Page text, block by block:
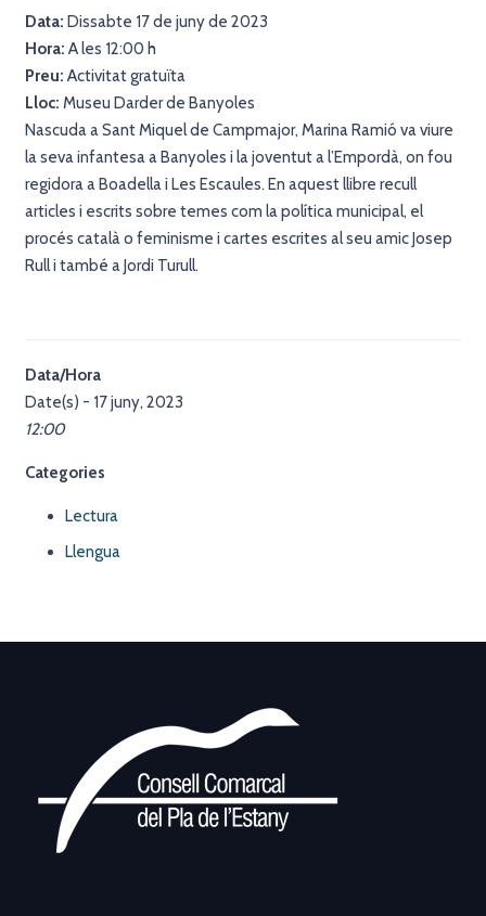
Data: Dissabte 17 de juny de 2023
Hora: A les 12:00 h
Preu: Activitat gratuïta
Lloc: Museu Darder de Banyoles
Nascuda a Sant Miquel de Campmajor, Marina Ramió va viure
la seva infantesa a Banyoles i la joventut a l’Empordà, on fou
regidora a Boadella i Les Escaules. En aquest llibre recull
articles i escrits sobre temes com la política municipal, el
procés català o feminisme i cartes escrites al seu amic Josep
Rull i també a Jordi Turull.
Data/Hora
Date(s) - 17 juny, 2023
12:00
Categories
Lectura
Llengua